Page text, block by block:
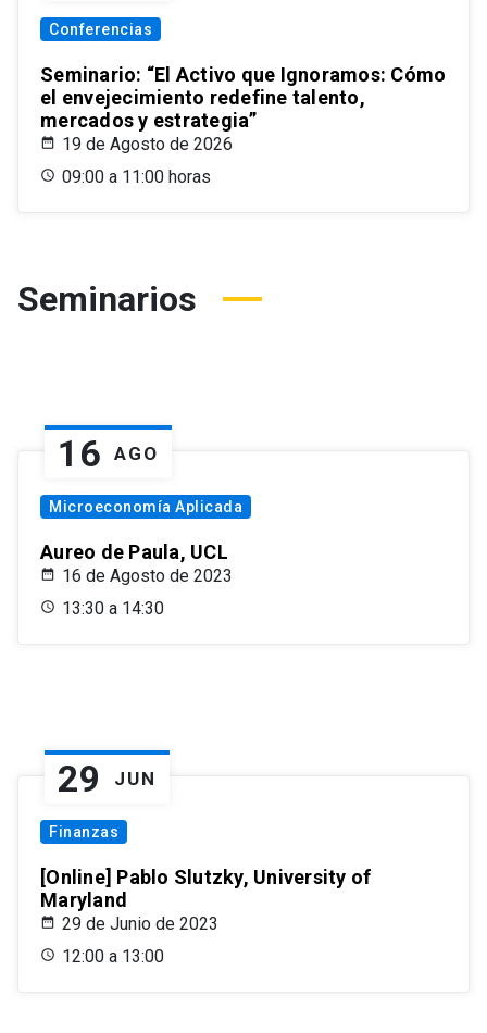
Conferencias
Seminario: “El Activo que Ignoramos: Cómo
el envejecimiento redefine talento,
mercados y estrategia”
19 de Agosto de 2026
09:00 a 11:00 horas
Seminarios
16 AGO
Microeconomía Aplicada
Aureo de Paula, UCL
16 de Agosto de 2023
13:30 a 14:30
29 JUN
Finanzas
[Online] Pablo Slutzky, University of
Maryland
29 de Junio de 2023
12:00 a 13:00